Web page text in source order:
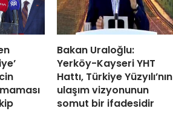
Bakan Uraloğlu:
Yerköy-Kayseri YHT
Hattı, Türkiye Yüzyılı’nın
ulaşım vizyonunun
somut bir ifadesidir